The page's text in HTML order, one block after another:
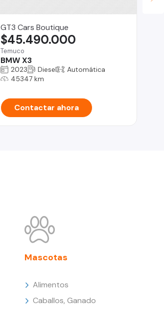
GT3 Cars Boutique
Temuco
BMW X3
$45.490.000
2023 Diesel
Automática
45347 km
Contactar ahora
Mascotas
Alimentos
Caballos, Ganado